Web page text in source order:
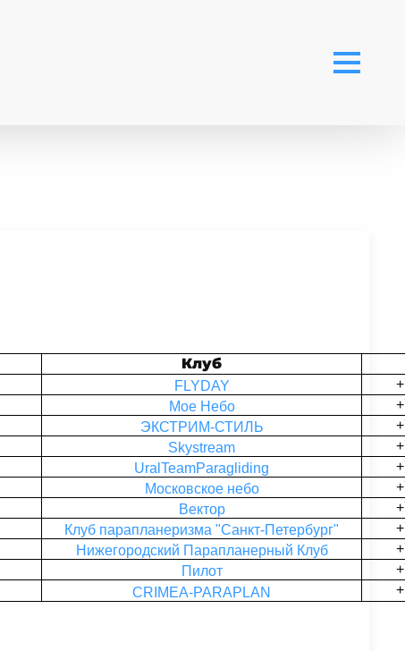
Клуб
FLYDAY
Мое Небо
ЭКСТРИМ-СТИЛЬ
Skystream
UralTeamParagliding
Московское небо
Вектор
Клуб парапланеризма "Санкт-Петербург"
Нижегородский Парапланерный Клуб
Пилот
CRIMEA-PARAPLAN